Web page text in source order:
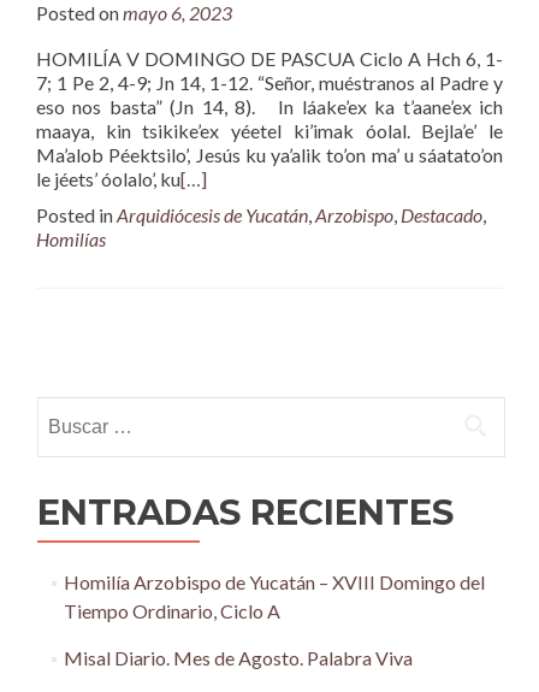
Posted onmayo 6, 2023
HOMILÍA V DOMINGO DE PASCUA Ciclo A Hch 6, 1-
7; 1 Pe 2, 4-9; Jn 14, 1-12. “Señor, muéstranos al Padre y
eso nos basta” (Jn 14, 8). In láake’ex ka t’aane’ex ich
maaya, kin tsikike’ex yéetel ki’imak óolal. Bejla’e’ le
Ma’alob Péektsilo’, Jesús ku ya’alik to’on ma’ u sáatato’on
le jéets’ óolalo’, ku[…]
Posted inArquidiócesis de Yucatán,Arzobispo, Destacado,
Homilías
navigation
ENTRADAS RECIENTES
Homilía Arzobispo de Yucatán – XVIII Domingo del
Tiempo Ordinario, Ciclo A
Misal Diario. Mes de Agosto. Palabra Viva